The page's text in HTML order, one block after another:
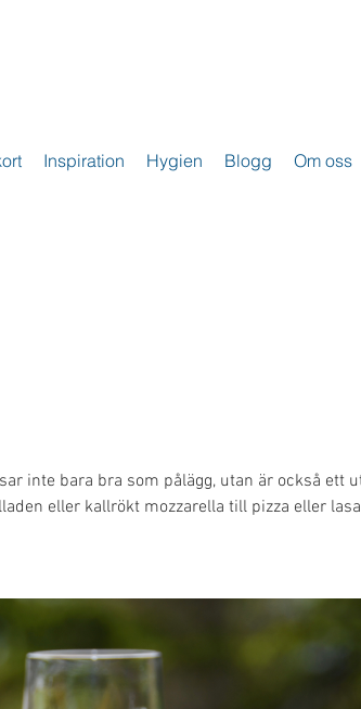
Inspiration Hygien Blogg Om oss
inte bara bra som pålägg, utan är också ett
eller kallrökt mozzarella till pizza eller